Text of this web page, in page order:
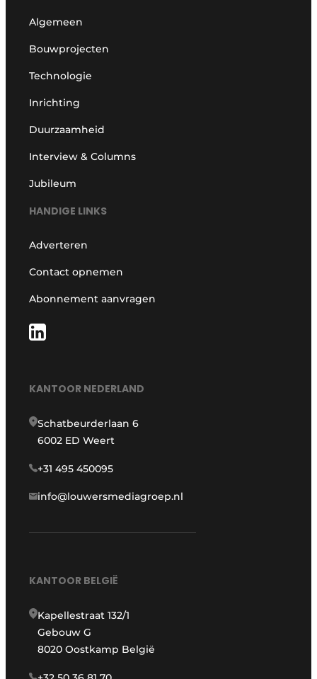
Algemeen
Bouwprojecten
Technologie
Inrichting
Duurzaamheid
Interview & Columns
Jubileum
HANDIGE LINKS
Adverteren
Contact opnemen
Abonnement aanvragen
KANTOOR NEDERLAND
Schatbeurderlaan 6
6002 ED Weert
+31 495 450095
info@louwersmediagroep.nl
KANTOOR BELGIË
Kapellestraat 132/1
Gebouw G
8020 Oostkamp België